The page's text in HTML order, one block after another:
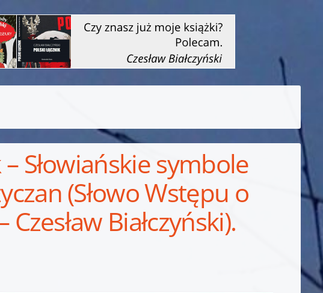
Słowiańskie symbole
(Słowo Wstępu o
Białczyński).